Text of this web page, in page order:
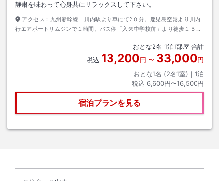
静粛を味わって心身共にリラックスして下さい。
アクセス： 九州新幹線 川内駅より車にて2０分。鹿児島空港より川内
行エアポートリムジンで１時間。バス停「入来中学校前」より徒歩１５
分。
おとな2名 1泊1部屋 合計
税込 13,200円 〜 33,000円
おとな1名 (2名1室)｜ 1泊
税込 6,600円〜16,500円
宿泊プランを見る